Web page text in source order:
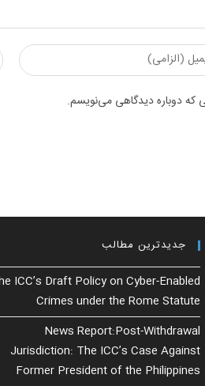
که دوباره دیدگاهی می‌نویسم.
جدیدترین مطالب
ICC’s Draft Policy on Cyber-Enabled
Crimes under the Rome Statute
News Report:Post-Withdrawal
Jurisdiction: The ICC’s Case Against
Former President of the Philippines